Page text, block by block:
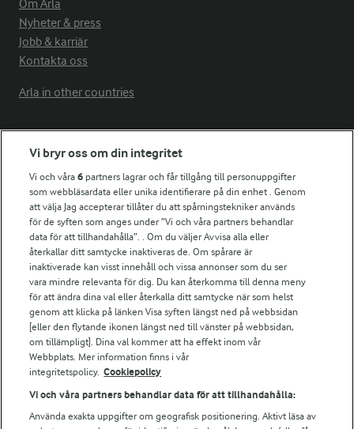
Om Arla
Nyheter & press
Jobb & karriär
Kontakta oss
Arla in other countries
Fler Arlasajter
För ägare
Arlas kundportal
Arla.com
Falbygdens Ost
Arla webbshop
Bildbank
Följ oss
Vi bryr oss om din integritet
Vi och våra6 partners lagrar och får tillgång till personuppgifter
som webbläsardata eller unika identifierare på din enhet . Genom
att välja Jag accepterar tillåter du att spårningstekniker används
för de syften som anges under ”Vi och våra partners behandlar
data för att tillhandahålla”. . Om du väljer Avvisa alla eller
återkallar ditt samtycke inaktiveras de. Om spårare är
inaktiverade kan visst innehåll och vissa annonser som du ser
vara mindre relevanta för dig. Du kan återkomma till denna meny
för att ändra dina val eller återkalla ditt samtycke när som helst
genom att klicka på länken Visa syften längst ned på webbsidan
[eller den flytande ikonen längst ned till vänster på webbsidan,
om tillämpligt]. Dina val kommer att ha effekt inom vår
Webbplats. Mer information finns i vår
integritetspolicy. Cookiepolicy
Vi och våra partners behandlar data för att tillhandahålla:
Använda exakta uppgifter om geografisk positionering. Aktivt läsa av